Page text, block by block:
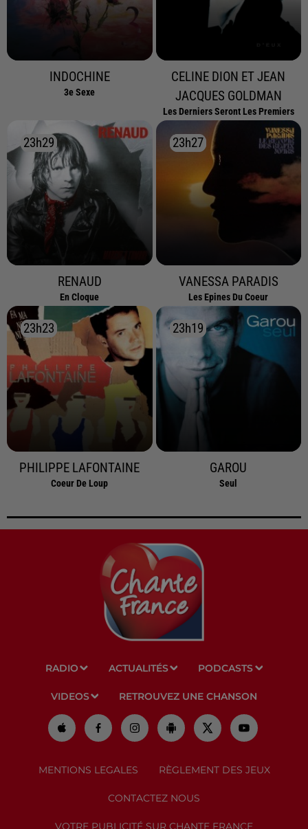
INDOCHINE
3e Sexe
CELINE DION ET JEAN
JACQUES GOLDMAN
Les Derniers Seront Les Premiers
23h29
23h29
RENAUD
En Cloque
23h27
23h27
VANESSA PARADIS
Les Epines Du Coeur
23h23
23h23
PHILIPPE LAFONTAINE
Coeur De Loup
23h19
23h19
GAROU
Seul
RADIO ACTUALITÉS PODCASTS
VIDEOS RETROUVEZ UNE CHANSON
MENTIONS LEGALES RÈGLEMENT DES JEUX
CONTACTEZ NOUS
VOTRE PUBLICITÉ SUR CHANTE FRANCE